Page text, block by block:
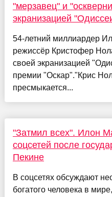
"мерзавец" и
экранизацией
54-летний миллиардер
режиссёр Кристофер
своей экранизацией
премии "Оскар"."Крис
пресмыкается...
"Затмил всех". Илон
соцсетей после
Пекине
В соцсетях обсуждают
богатого человека в